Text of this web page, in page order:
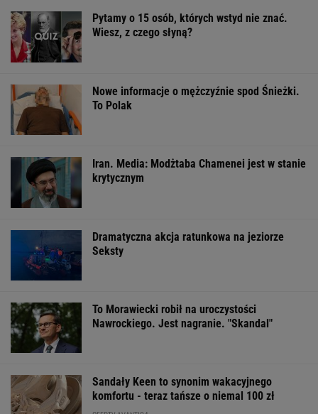
Pytamy o 15 osób, których wstyd nie znać.
Wiesz, z czego słyną?
Nowe informacje o mężczyźnie spod Śnieżki.
To Polak
Iran. Media: Modżtaba Chamenei jest w stanie
krytycznym
Dramatyczna akcja ratunkowa na jeziorze
Seksty
To Morawiecki robił na uroczystości
Nawrockiego. Jest nagranie. "Skandal"
Sandały Keen to synonim wakacyjnego
komfortu - teraz tańsze o niemal 100 zł